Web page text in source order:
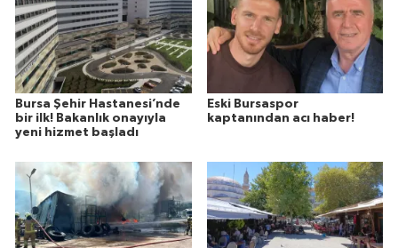
Bursa Şehir Hastanesi’nde
bir ilk! Bakanlık onayıyla
yeni hizmet başladı
Eski Bursaspor
kaptanından acı haber!